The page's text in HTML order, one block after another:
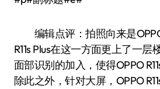
编辑点评：拍照向来是
R11s Plus在这一方面更上了一层
面部识别的加入，使得OPPO
除此之外，针对大屏，OPPO